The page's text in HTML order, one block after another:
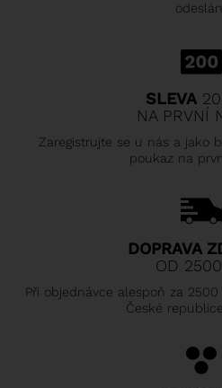
SLEVA
NA PRVNÍ
Zaregistrujte se u nás a jako
poukaz na
DOPRAVA
OD
Při objednávce alespoň za
České